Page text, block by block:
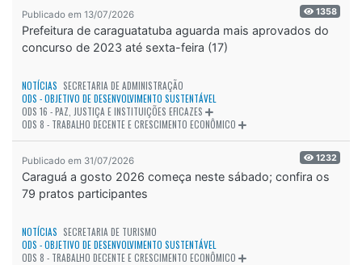
Publicado em 13/07/2026 1358
Prefeitura de caraguatatuba aguarda mais aprovados do
concurso de 2023 até sexta-feira (17)
NOTÍCIAS SECRETARIA DE ADMINISTRAÇÃO
ODS - OBJETIVO DE DESENVOLVIMENTO SUSTENTÁVEL
ODS 16 - PAZ, JUSTIÇA E INSTITUIÇÕES EFICAZES
ODS 8 - TRABALHO DECENTE E CRESCIMENTO ECONÔMICO
Publicado em 31/07/2026 1232
Caraguá a gosto 2026 começa neste sábado; confira os
79 pratos participantes
NOTÍCIAS SECRETARIA DE TURISMO
ODS - OBJETIVO DE DESENVOLVIMENTO SUSTENTÁVEL
ODS 8 - TRABALHO DECENTE E CRESCIMENTO ECONÔMICO